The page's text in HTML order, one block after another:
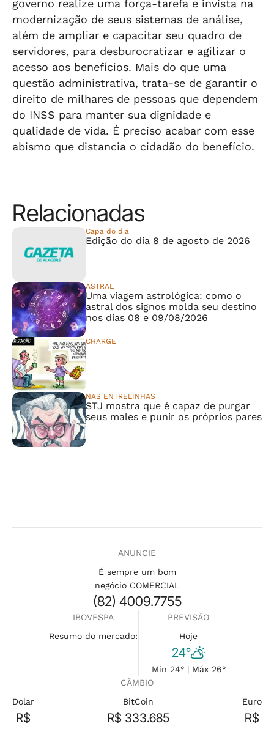
governo realize uma força-tarefa e invista na
modernização de seus sistemas de análise,
além de ampliar e capacitar seu quadro de
servidores, para desburocratizar e agilizar o
acesso aos benefícios. Mais do que uma
questão administrativa, trata-se de garantir o
direito de milhares de pessoas que dependem
do INSS para manter sua dignidade e
qualidade de vida. É preciso acabar com esse
abismo que distancia o cidadão do benefício.
Relacionadas
Capa do dia
Edição do dia 8 de agosto de 2026
ASTRAL
Uma viagem astrológica: como o
astral dos signos molda seu destino
nos dias 08 e 09/08/2026
CHARGE
NAS ENTRELINHAS
STJ mostra que é capaz de purgar
seus males e punir os próprios pares
ANUNCIE
É sempre um bom
negócio COMERCIAL
(82) 4009.7755
IBOVESPA
Resumo do mercado:
PREVISÃO
Hoje
24°
Min 24° | Máx 26°
CÂMBIO
Dolar
R$
BitCoin
R$ 333.685
Euro
R$